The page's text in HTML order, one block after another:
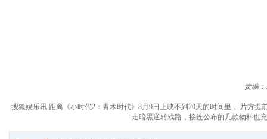
责编
搜狐娱乐讯 距离《小时代2：青木时代》8月9日上映不到20天的时间里， 片方
走暗黑逆转戏路，接连公布的几款物料也